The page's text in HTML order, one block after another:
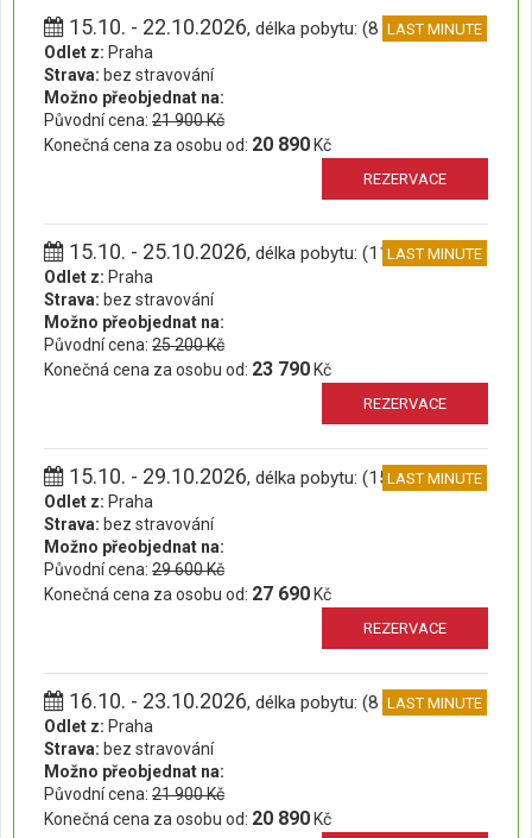
15.10. - 22.10.2026, délka pobytu: (8 dní)LAST MINUTE
Odlet z: Praha
Strava: bez stravování
Možno přeobjednat na:
Původní cena: 21 900 Kč
Konečná cena za osobu od: 20 890 Kč
REZERVACE
15.10. - 25.10.2026, délka pobytu: (11 dní)LAST MINUTE
Odlet z: Praha
Strava: bez stravování
Možno přeobjednat na:
Původní cena: 25 200 Kč
Konečná cena za osobu od: 23 790 Kč
REZERVACE
15.10. - 29.10.2026, délka pobytu: (15 dní)LAST MINUTE
Odlet z: Praha
Strava: bez stravování
Možno přeobjednat na:
Původní cena: 29 600 Kč
Konečná cena za osobu od: 27 690 Kč
REZERVACE
16.10. - 23.10.2026, délka pobytu: (8 dní)LAST MINUTE
Odlet z: Praha
Strava: bez stravování
Možno přeobjednat na:
Původní cena: 21 900 Kč
Konečná cena za osobu od: 20 890 Kč